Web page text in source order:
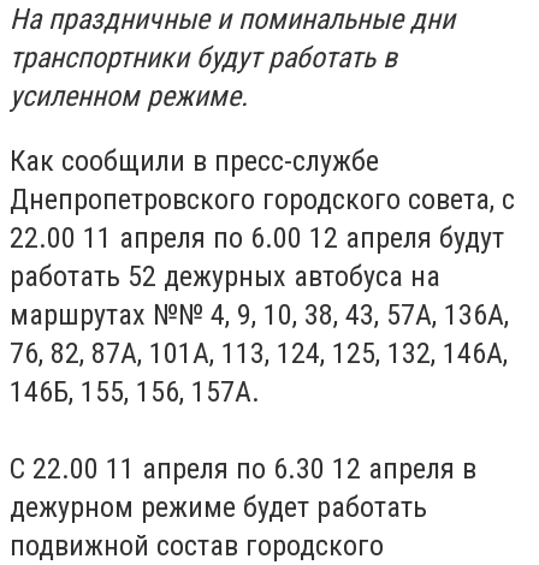
На праздничные и поминальные дни
транспортники будут работать в
усиленном режиме.
Как сообщили в пресс-службе
Днепропетровского городского совета, с
22.00 11 апреля по 6.00 12 апреля будут
работать 52 дежурных автобуса на
маршрутах №№ 4, 9, 10, 38, 43, 57А, 136А,
76, 82, 87А, 101А, 113, 124, 125, 132, 146А,
146Б, 155, 156, 157А.
С 22.00 11 апреля по 6.30 12 апреля в
дежурном режиме будет работать
подвижной состав городского